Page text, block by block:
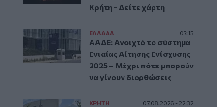
Κρήτη - Δείτε χάρτη
ΕΛΛAΔΑ 07:15
ΑΑΔΕ: Ανοιχτό το σύστημα
Ενιαίας Αίτησης Ενίσχυσης
2025 – Μέχρι πότε μπορούν
να γίνουν διορθώσεις
ΚΡΗΤΗ 07.08.2026 - 22:32